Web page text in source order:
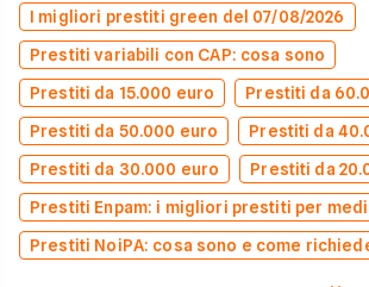
I migliori prestiti green del 07/08/2026
Prestiti variabili con CAP: cosa sono
Prestiti da 15.000 euro
Prestiti da
Prestiti da 50.000 euro
Prestiti da
Prestiti da 30.000 euro
Prestiti da
Prestiti Enpam: i migliori prestiti per
Prestiti NoiPA: cosa sono e come